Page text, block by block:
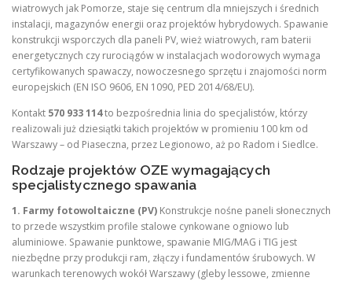
wiatrowych jak Pomorze, staje się centrum dla mniejszych i średnich
instalacji, magazynów energii oraz projektów hybrydowych. Spawanie
konstrukcji wsporczych dla paneli PV, wież wiatrowych, ram baterii
energetycznych czy rurociągów w instalacjach wodorowych wymaga
certyfikowanych spawaczy, nowoczesnego sprzętu i znajomości norm
europejskich (EN ISO 9606, EN 1090, PED 2014/68/EU).
Kontakt 570 933 114to bezpośrednia linia do specjalistów, którzy
realizowali już dziesiątki takich projektów w promieniu 100 km od
Warszawy – od Piaseczna, przez Legionowo, aż po Radom i Siedlce.
Rodzaje projektów OZE wymagających
specjalistycznego spawania
1. Farmy fotowoltaiczne (PV) Konstrukcje nośne paneli słonecznych
to przede wszystkim profile stalowe cynkowane ogniowo lub
aluminiowe. Spawanie punktowe, spawanie MIG/MAG i TIG jest
niezbędne przy produkcji ram, złączy i fundamentów śrubowych. W
warunkach terenowych wokół Warszawy (gleby lessowe, zmienne